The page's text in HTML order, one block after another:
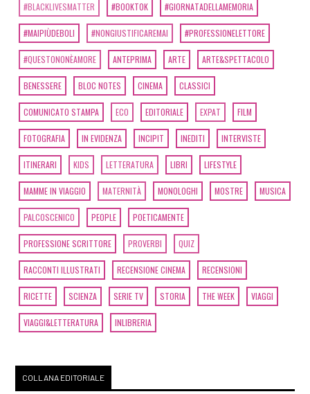
#BLACKLIVESMATTER #BOOKTOK #GIORNATADELLAMEMORIA
#MAIPIÙDEBOLI #NONGIUSTIFICAREMAI #PROFESSIONELETTORE
#QUESTONONÈAMORE ANTEPRIMA ARTE ARTE&SPETTACOLO
BENESSERE BLOC NOTES CINEMA CLASSICI
COMUNICATO STAMPA ECO EDITORIALE EXPAT FILM
FOTOGRAFIA IN EVIDENZA INCIPIT INEDITI INTERVISTE
ITINERARI KIDS LETTERATURA LIBRI LIFESTYLE
MAMME IN VIAGGIO MATERNITÀ MONOLOGHI MOSTRE MUSICA
PALCOSCENICO PEOPLE POETICAMENTE
PROFESSIONE SCRITTORE PROVERBI QUIZ
RACCONTI ILLUSTRATI RECENSIONE CINEMA RECENSIONI
RICETTE SCIENZA SERIE TV STORIA THE WEEK VIAGGI
VIAGGI&LETTERATURA INLIBRERIA
COLLANA EDITORIALE